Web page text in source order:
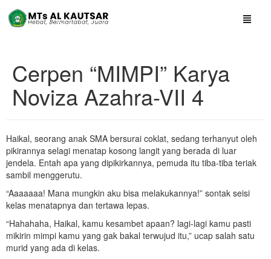
Cerpen “MIMPI” Karya
Noviza Azahra-VII 4
Haikal, seorang anak SMA bersurai coklat, sedang terhanyut oleh
pikirannya selagi menatap kosong langit yang berada di luar
jendela. Entah apa yang dipikirkannya, pemuda itu tiba-tiba teriak
sambil menggerutu.
“Aaaaaaa! Mana mungkin aku bisa melakukannya!” sontak seisi
kelas menatapnya dan tertawa lepas.
“Hahahaha, Haikal, kamu kesambet apaan? lagi-lagi kamu pasti
mikirin mimpi kamu yang gak bakal terwujud itu,” ucap salah satu
murid yang ada di kelas.